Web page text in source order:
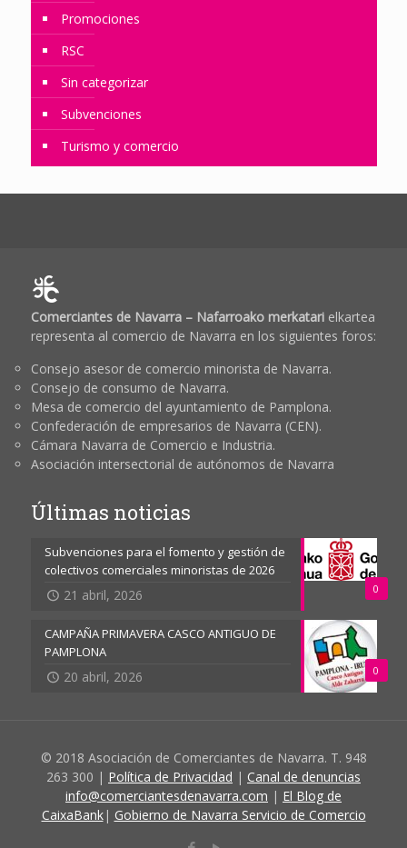
Promociones
RSC
Sin categorizar
Subvenciones
Turismo y comercio
Comerciantes de Navarra – Nafarroako merkatarielkartea
representa al comercio de Navarra en los siguientes foros:
Consejo asesor de comercio minorista de Navarra.
Consejo de consumo de Navarra.
Mesa de comercio del ayuntamiento de Pamplona.
Confederación de empresarios de Navarra (CEN).
Cámara Navarra de Comercio e Industria.
Asociación intersectorial de autónomos de Navarra
Últimas noticias
0
Subvenciones para el fomento y gestión de
colectivos comerciales minoristas de 2026
21 abril, 2026
0
CAMPAÑA PRIMAVERA CASCO ANTIGUO DE
PAMPLONA
20 abril, 2026
© 2018 Asociación de Comerciantes de Navarra. T. 948
263 300 | Política de Privacidad | Canal de denuncias
info@comerciantesdenavarra.com | El Blog de
CaixaBank| Gobierno de Navarra Servicio de Comercio